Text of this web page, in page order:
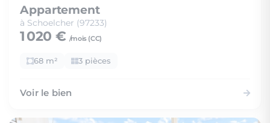
Appartement
à Schoelcher (97233)
1 020 € /mois (CC)
68 m² 3 pièces
Voir le bien